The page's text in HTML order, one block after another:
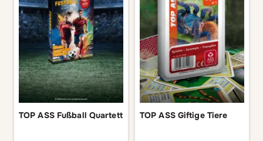
TOP ASS Fußball Quartett TOP ASS Giftige Tiere